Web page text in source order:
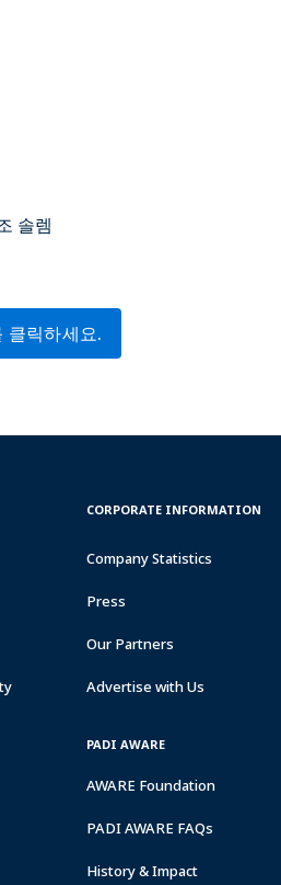
솔렘
클릭하세요.
CORPORATE
CORPORATE INFORMATION
Company Statistics
Press
Our Partners
Advertise with Us
PADI AWARE
AWARE Foundation
PADI AWARE FAQs
History & Impact